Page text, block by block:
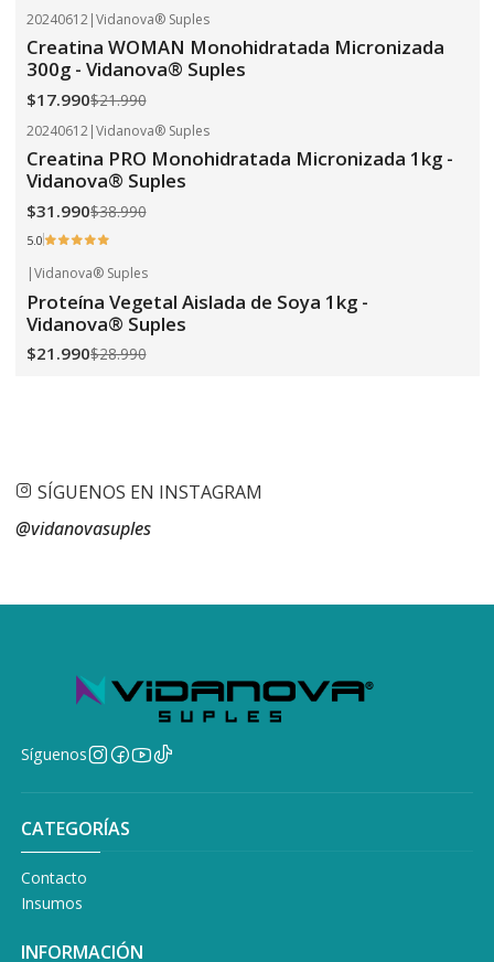
-18% OFF
20240612|Vidanova® Suples
Creatina WOMAN Monohidratada Micronizada
300g - Vidanova® Suples
$17.990$21.990
-18% OFF
20240612|Vidanova® Suples
Creatina PRO Monohidratada Micronizada 1kg -
Vidanova® Suples
$31.990$38.990
5.0
-24% OFF
|Vidanova® Suples
Proteína Vegetal Aislada de Soya 1kg -
Vidanova® Suples
$21.990$28.990
SÍGUENOS EN INSTAGRAM
@vidanovasuples
Síguenos
CATEGORÍAS
Contacto
Insumos
INFORMACIÓN